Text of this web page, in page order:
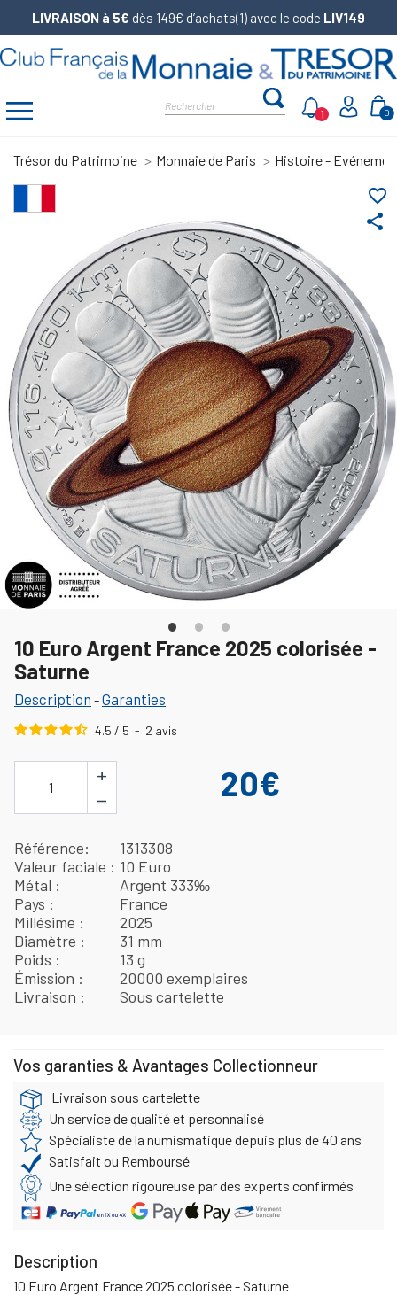
LIVRAISON à 5€ dès 149€ d’achats(1) avec le code LIV149
0
1
Trésor du Patrimoine Monnaie de Paris Histoire -
share
favorite_border
10 Euro Argent France 2025 colorisée -
Saturne
Description -Garanties
4.5 / 5 - 2 avis
1
+
−
20€
Référence
1313308
Valeur faciale
10 Euro
Métal
Argent 333‰
Pays
France
Millésime
2025
Diamètre
31 mm
Poids
13 g
Émission
20000 exemplaires
Livraison
Sous cartelette
Vos garanties & Avantages Collectionneur
Livraison sous cartelette
Un service de qualité et personnalisé
Spécialiste de la numismatique depuis plus de 40 ans
Satisfait ou Remboursé
Une sélection rigoureuse par des experts confirmés
Description
10 Euro Argent France 2025 colorisée - Saturne